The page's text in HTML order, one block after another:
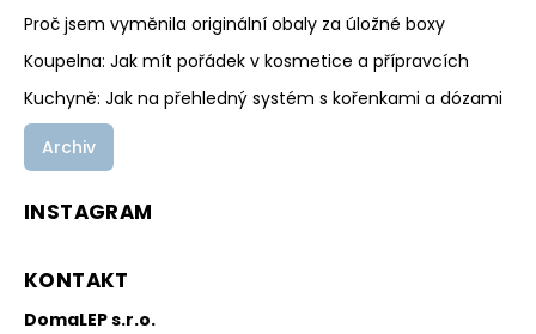
Proč jsem vyměnila originální obaly za úložné boxy
Koupelna: Jak mít pořádek v kosmetice a přípravcích
Kuchyně: Jak na přehledný systém s kořenkami a dózami
Archiv
INSTAGRAM
KONTAKT
DomaLEP s.r.o.